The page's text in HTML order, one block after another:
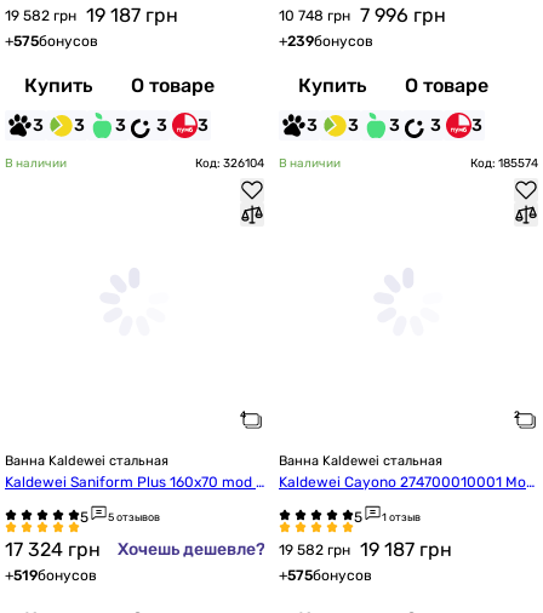
19 582 грн 19 187 грн
+575бонусов
Купить О товаре
3 3 3 3 3
10 748 грн 7 996 грн
+239бонусов
Купить О товаре
3 3 3 3 3
В наличии Код: 326104
Ванна Kaldewei стальная
Kaldewei Saniform Plus 160x70 mod 3
62-1 (111700010001)
5 отзывов
17 324 грн Хочешь дешевле?
+519бонусов
В наличии Код: 185574
Ванна Kaldewei стальная
Kaldewei Cayono 274700010001 Mod.
1 отзыв
19 582 грн 19 187 грн
+575бонусов